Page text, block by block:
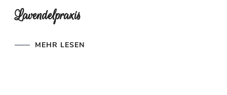
Lavendelpraxis
MEHR LESEN